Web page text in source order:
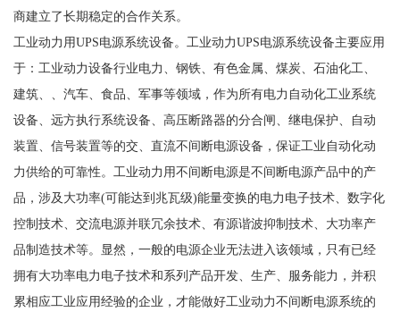
商建立了长期稳定的合作关系。
工业动力用UPS电源系统设备。工业动力UPS电源系统设备主要应用
于：工业动力设备行业电力、钢铁、有色金属、煤炭、石油化工、
建筑、、汽车、食品、军事等领域，作为所有电力自动化工业系统
设备、远方执行系统设备、高压断路器的分合闸、继电保护、自动
装置、信号装置等的交、直流不间断电源设备，保证工业自动化动
力供给的可靠性。工业动力用不间断电源是不间断电源产品中的产
品，涉及大功率(可能达到兆瓦级)能量变换的电力电子技术、数字化
控制技术、交流电源并联冗余技术、有源谐波抑制技术、大功率产
品制造技术等。显然，一般的电源企业无法进入该领域，只有已经
拥有大功率电力电子技术和系列产品开发、生产、服务能力，并积
累相应工业应用经验的企业，才能做好工业动力不间断电源系统的